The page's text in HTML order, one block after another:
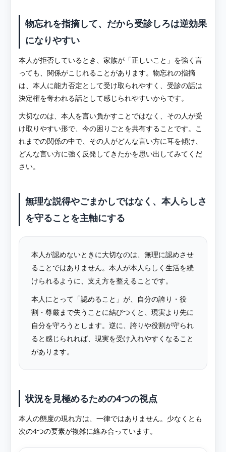
物忘れを指摘して、だから受診しろは逆効果
になりやすい
本人が拒否しているとき、家族が「正しいこと」を強く言
っても、関係がこじれることがあります。物忘れの指摘
は、本人に能力否定として受け取られやすく、受診の話は
決定権を奪われる話として感じられやすいからです。
大切なのは、本人を言い負かすことではなく、その人が受
け取りやすい形で、今の困りごとを共有することです。こ
れまでの関係の中で、その人がどんな言い方に耳を傾け、
どんな言い方に強く反発してきたかを思い出してみてくだ
さい。
無理な説得やごまかしではなく、本人らしさ
を守ることを主軸にする
本人が認めないときに大切なのは、無理に認めさせ
ることではありません。本人が本人らしく生活を続
けられるように、支え方を整えることです。
本人にとって「認めること」が、自分の誇り・役
割・尊厳まで失うことに結びつくと、現実より先に
自分を守ろうとします。逆に、誇りや役割が守られ
ると感じられれば、現実を受け入れやすくなること
があります。
状況を見極めるための4つの視点
本人の態度の現れ方は、一律ではありません。少なくとも
次の4つの要素が複雑に絡み合っています。